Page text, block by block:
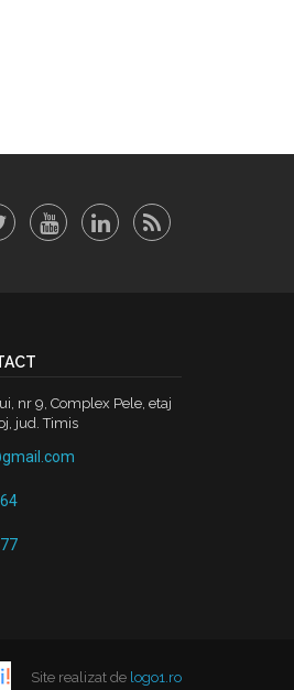
nr 9, Complex Pele, etaj
jud. Timis
Site realizat de logo1.ro